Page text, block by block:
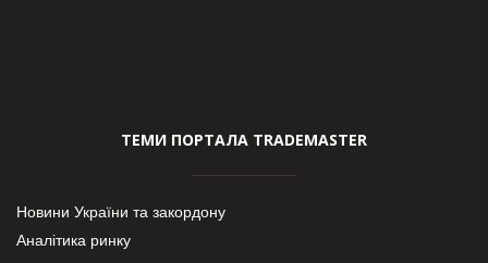
ТЕМИ ПОРТАЛА TRADEMASTER
Новини України та закордону
Аналітика ринку